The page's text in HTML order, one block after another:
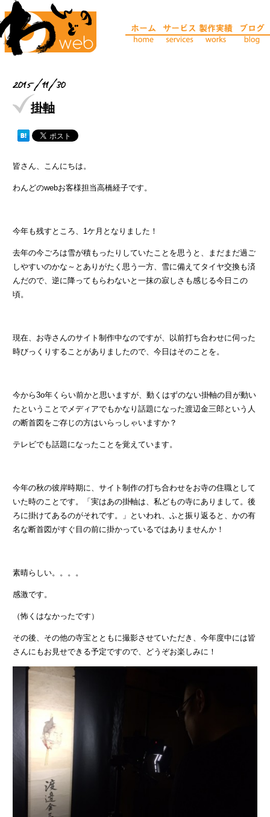
2015/11/30
掛軸
皆さん、こんにちは。
わんどのwebお客様担当高橋経子です。
今年も残すところ、1ケ月となりました！
去年の今ごろは雪が積もったりしていたことを思うと、まだまだ過ご
しやすいのかな～とありがたく思う一方、雪に備えてタイヤ交換も済
んだので、逆に降ってもらわないと一抹の寂しさも感じる今日この
頃。
現在、お寺さんのサイト制作中なのですが、以前打ち合わせに伺った
時びっくりすることがありましたので、今日はそのことを。
今から3o年くらい前かと思いますが、動くはずのない掛軸の目が動い
たということでメディアでもかなり話題になった渡辺金三郎という人
の断首図をご存じの方はいらっしゃいますか？
テレビでも話題になったことを覚えています。
今年の秋の彼岸時期に、サイト制作の打ち合わせをお寺の住職として
いた時のことです。「実はあの掛軸は、私どもの寺にありまして。後
ろに掛けてあるのがそれです。」といわれ、ふと振り返ると、かの有
名な断首図がすぐ目の前に掛かっているではありませんか！
素晴らしい。。。。
感激です。
（怖くはなかったです）
その後、その他の寺宝とともに撮影させていただき、今年度中には皆
さんにもお見せできる予定ですので、どうぞお楽しみに！